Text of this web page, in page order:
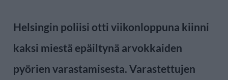
Helsingin poliisi otti viikonloppuna kiinni
kaksi miestä epäiltynä arvokkaiden
pyörien varastamisesta. Varastettujen